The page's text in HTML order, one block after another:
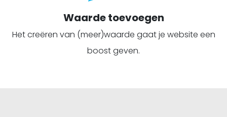
Waarde toevoegen
Het creëren van (meer)waarde gaat je website een
boost geven.